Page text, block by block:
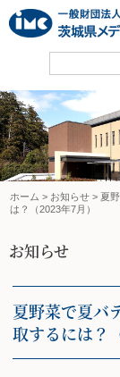
Skip
to
content
ホーム > お知らせ > 夏
は？（2023年7月）
お知らせ
夏野菜で夏バ
取するには？